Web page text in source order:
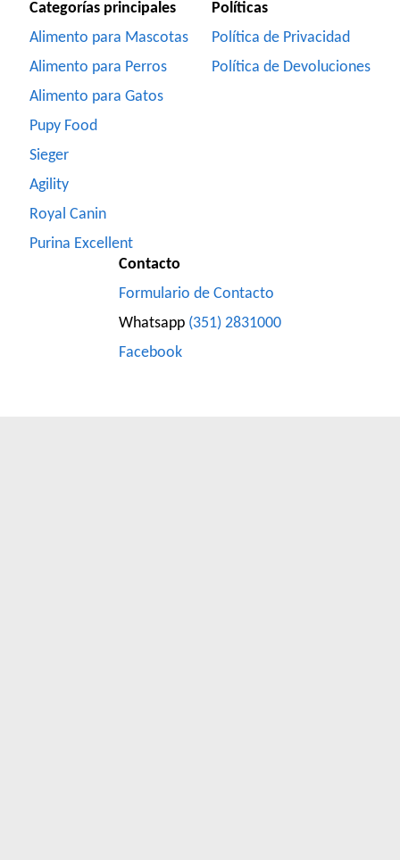
Categorías principales
Alimento para Mascotas
Alimento para Perros
Alimento para Gatos
Pupy Food
Sieger
Agility
Royal Canin
Purina Excellent
Políticas
Política de Privacidad
Política de Devoluciones
Contacto
Formulario de Contacto
Whatsapp (351) 2831000
Facebook